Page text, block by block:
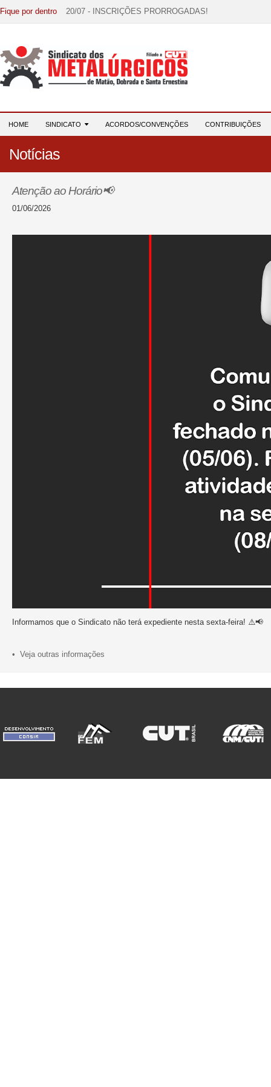
Fique por dentro 20/07 - INSCRIÇÕES PRORROGADAS!
07/07 - Increva-se! Link na descrição!
03/08 - DATA-BASE 2026: HORA DE UNIÃO E
HOME SINDICATO ACORDOS/CONVENÇÕES CONTRIBUIÇÕES
Notícias
Atenção ao Horário📢
01/06/2026
Informamos que o Sindicato não terá expediente nesta sexta-feira! ⚠️📢
• Veja outras informações